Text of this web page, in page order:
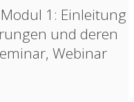
1: Einleitung
und deren
Webinar